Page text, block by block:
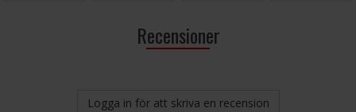
Recensioner
Logga in för att skriva en recension